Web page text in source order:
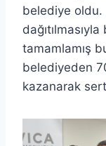
belediye oldu.
tamamlamış
belediyeden
kazanarak